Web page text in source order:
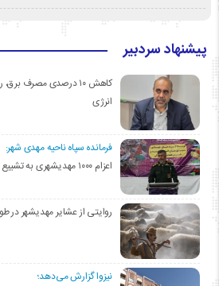
پیشنهاد سردبیر
کاهش ۱۰ درصدی مصرف
انرژی
فرمانده سپاه ناحیه مهدی شهر:
اعزام ۱۰۰۰ مهدیشهری به تشییع رهبر شهید
روایتی از عشایر مهدیشهر در
نیزوا گزارش می‌دهد؛